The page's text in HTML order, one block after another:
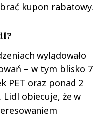
kupon rabatowy.
wylądowało
– w tym blisko 7
PET oraz ponad 2
obiecuje, że w